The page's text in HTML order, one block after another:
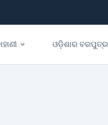
ଓଡ଼ିଶାର ବରପୁତ୍ର